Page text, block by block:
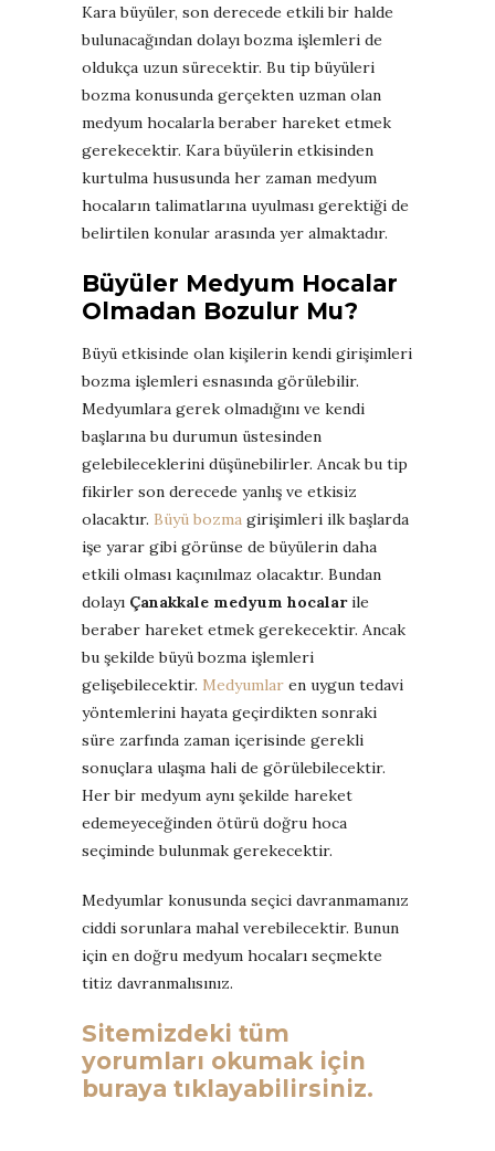
Kara büyüler, son derecede etkili bir halde
bulunacağından dolayı bozma işlemleri de
oldukça uzun sürecektir. Bu tip büyüleri
bozma konusunda gerçekten uzman olan
medyum hocalarla beraber hareket etmek
gerekecektir. Kara büyülerin etkisinden
kurtulma hususunda her zaman medyum
hocaların talimatlarına uyulması gerektiği de
belirtilen konular arasında yer almaktadır.
Büyüler Medyum Hocalar
Olmadan Bozulur Mu?
Büyü etkisinde olan kişilerin kendi girişimleri
bozma işlemleri esnasında görülebilir.
Medyumlara gerek olmadığını ve kendi
başlarına bu durumun üstesinden
gelebileceklerini düşünebilirler. Ancak bu tip
fikirler son derecede yanlış ve etkisiz
olacaktır. Büyü bozma girişimleri ilk başlarda
işe yarar gibi görünse de büyülerin daha
etkili olması kaçınılmaz olacaktır. Bundan
dolayı Çanakkale medyum hocalarile
beraber hareket etmek gerekecektir. Ancak
bu şekilde büyü bozma işlemleri
gelişebilecektir. Medyumlar en uygun tedavi
yöntemlerini hayata geçirdikten sonraki
süre zarfında zaman içerisinde gerekli
sonuçlara ulaşma hali de görülebilecektir.
Her bir medyum aynı şekilde hareket
edemeyeceğinden ötürü doğru hoca
seçiminde bulunmak gerekecektir.
Medyumlar konusunda seçici davranmamanız
ciddi sorunlara mahal verebilecektir. Bunun
için en doğru medyum hocaları seçmekte
titiz davranmalısınız.
Sitemizdeki tüm
yorumları okumak için
buraya tıklayabilirsiniz.